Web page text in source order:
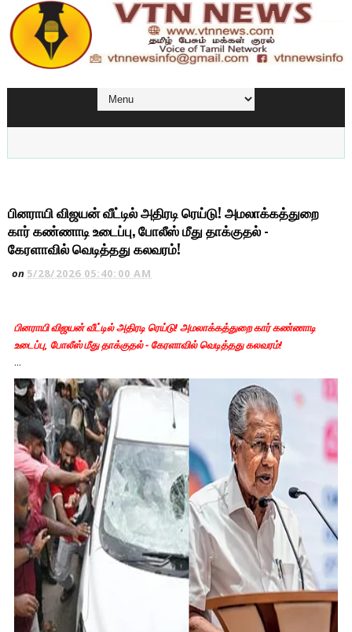
பினராயி விஜயன் வீட்டில் அதிரடி ரெய்டு! அமலாக்கத்துறை
கார் கண்ணாடி உடைப்பு, போலீஸ் மீது தாக்குதல் -
கேரளாவில் வெடித்தது கலவரம்!
on 5/28/2026 05:40:00 AM
பினராயி விஜயன் வீட்டில் அதிரடி ரெய்டு! அமலாக்கத்துறை கார் கண்ணாடி
உடைப்பு, போலீஸ் மீது தாக்குதல் - கேரளாவில் வெடித்தது கலவரம்!
...